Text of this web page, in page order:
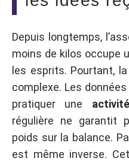
Depuis longtemps,
moins de kilos occupe
les esprits. Pourtant,
complexe. Les
pratiquer une
régulière ne garantit
poids sur la balance.
est même inverse.